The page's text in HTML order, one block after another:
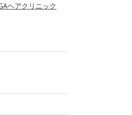
ヘアクリニック